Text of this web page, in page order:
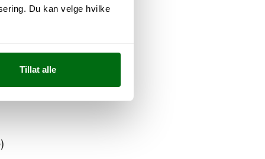
Du kan velge hvilke
Tillat alle